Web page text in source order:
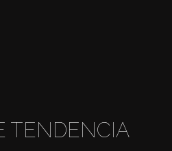
TENDENCIA